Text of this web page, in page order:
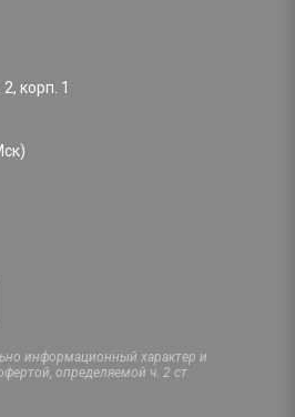
корп. 1
информационный характер и
определяемой ч. 2 ст.